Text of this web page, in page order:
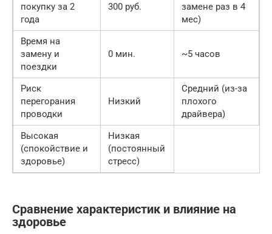
покупку за 2
года
300 руб.
замене раз в 4
мес)
Время на
замену и
поездки
0 мин. ~5 часов
Риск
перегорания
проводки
Низкий
Средний (из-за
плохого
драйвера)
Высокая
(спокойствие и
здоровье)
Низкая
(постоянный
стресс)
Сравнение характеристик и влияние на
здоровье